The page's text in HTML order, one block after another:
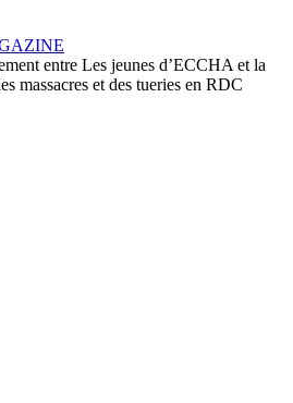
entre Les jeunes d’ECCHA et la
massacres et des tueries en RDC